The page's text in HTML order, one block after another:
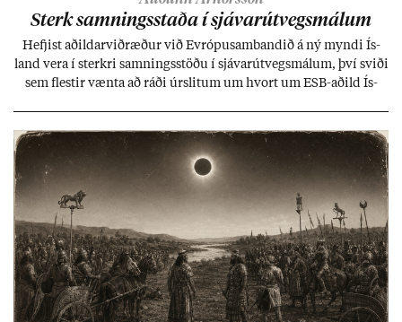
Sterk samn­ings­staða í sjáv­ar­út­vegs­mál­um
Hefj­ist að­ild­ar­við­ræð­ur við Evr­ópu­sam­band­ið á ný myndi Ís­
land vera í sterkri samn­ings­stöðu í sjáv­ar­út­vegs­mál­um, því sviði
sem flest­ir vænta að ráði úr­slit­um um hvort um ESB-að­ild Ís­
kerfi, en sveigj­an­leiki til lausna er um­tals­verð­ur.